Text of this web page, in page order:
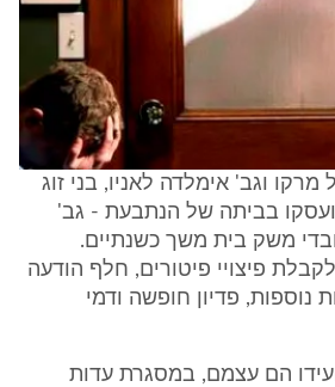
מרקו וגב' אימלדה לאניו, בני זוג
בביתה של הנתבעת - גב'
משק בית משך כשנתיים.
פיצויי פיטורים, חלף הודעה
פדיון חופשה ודמי
הם עצמם, במסגרת עדות